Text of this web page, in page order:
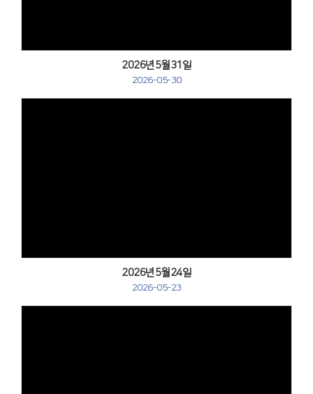
2026년5월31일
2026-05-30
2026년5월24일
2026-05-23